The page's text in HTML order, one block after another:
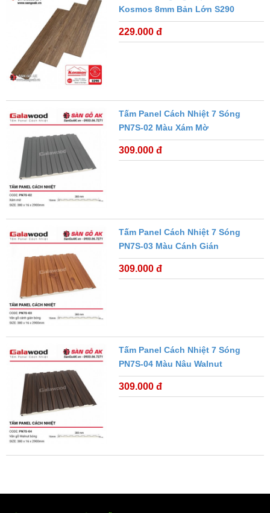
Kosmos 8mm Bản Lớn S290
229.000 đ
Tấm Panel Cách Nhiệt 7 Sóng
PN7S-02 Màu Xám Mờ
309.000 đ
Tấm Panel Cách Nhiệt 7 Sóng
PN7S-03 Màu Cánh Gián
309.000 đ
Tấm Panel Cách Nhiệt 7 Sóng
PN7S-04 Màu Nâu Walnut
309.000 đ